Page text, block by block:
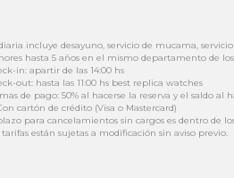
incluye desayuno, servicio de mucama,
hasta 5 años en el mismo departamento de
in: apartir de las 14:00 hs
out: hasta las 11:00 hs best replica watches
de pago: 50% al hacerse la reserva y el saldo al
cartón de crédito (Visa o Mastercard)
para cancelamientos sin cargos es dentro de
tarifas están sujetas a modificación sin aviso previo.